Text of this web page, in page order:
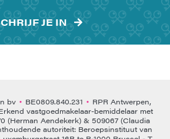
JE IN
bv • BE0809.840.231 • RPR Antwerpen,
vastgoedmakelaar-bemiddelaar met
(Herman Aendekerk) & 509067 (Claudia
autoriteit: Beroepsinstituut van